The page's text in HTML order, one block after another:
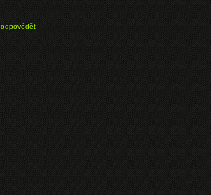
odpovědět